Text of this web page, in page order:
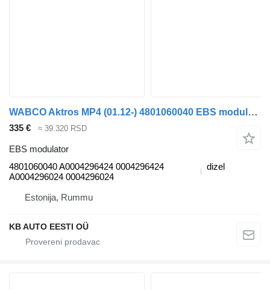
WABCO Aktros MP4 (01.12-) 4801060040 EBS modulator za Mercedes-Benz Actros MP4 Antos Arocs (2012-) tegljača
335 € ≈ 39.320 RSD
EBS modulator
4801060040 A0004296424 0004296424
A0004296024 0004296024
dizel
Estonija, Rummu
KB AUTO EESTI OÜ